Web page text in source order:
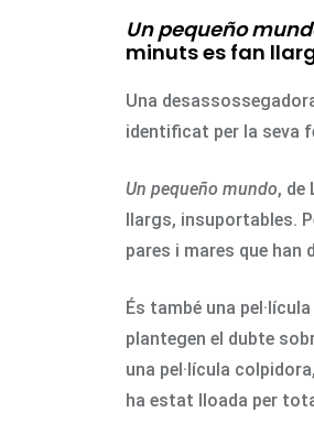
Un pequeño
minuts es fan
Una
identificat per la seva
Un pequeño mundo, de
llargs, insuportables.
pares i mares que
És també una
plantegen el dubte
una pel·lícula
ha estat lloada per